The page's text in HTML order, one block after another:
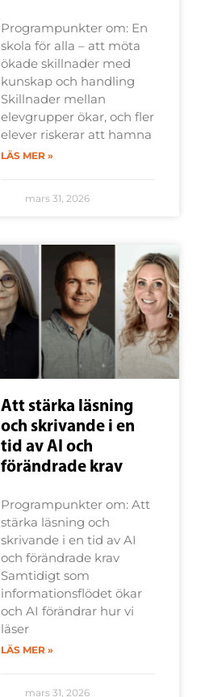
Programpunkter om: En
skola för alla – att möta
ökade skillnader med
kunskap och handling
Skillnader mellan
elevgrupper ökar, och fler
elever riskerar att hamna
LÄS MER »
mars 31, 2026
Att stärka läsning
och skrivande i en
tid av AI och
förändrade krav
Programpunkter om: Att
stärka läsning och
skrivande i en tid av AI
och förändrade krav
Samtidigt som
informationsflödet ökar
och AI förändrar hur vi
läser
LÄS MER »
mars 31, 2026